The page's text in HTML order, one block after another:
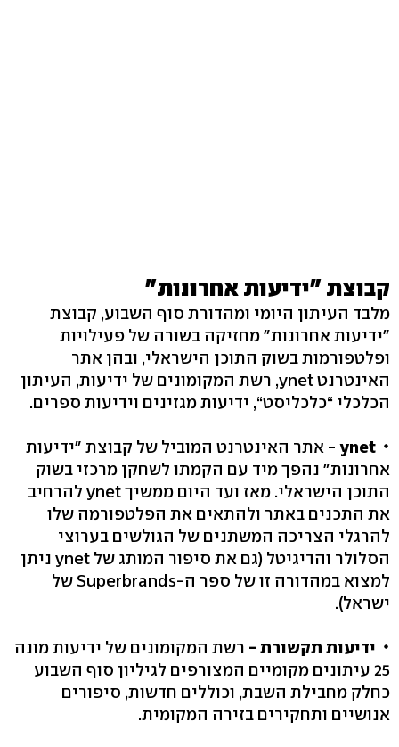
קבוצת "ידיעות אחרונות"
מלבד העיתון היומי ומהדורת סוף השבוע, קבוצת
"ידיעות אחרונות" מחזיקה בשורה של פעילויות
ופלטפורמות בשוק התוכן הישראלי, ובהן אתר
האינטרנט ynet, רשת המקומונים של ידיעות, העיתון
הכלכלי “כלכליסט“, ידיעות מגזינים וידיעות ספרים.
ynet - אתר האינטרנט המוביל של קבוצת "ידיעות
אחרונות" נהפך מיד עם הקמתו לשחקן מרכזי בשוק
התוכן הישראלי. מאז ועד היום ממשיך ynet להרחיב
את התכנים באתר ולהתאים את הפלטפורמה שלו
להרגלי הצריכה המשתנים של הגולשים בערוצי
הסלולר והדיגיטל (גם את סיפור המותג של ynet ניתן
למצוא במהדורה זו של ספר ה-Superbrands של
ישראל).
ידיעות תקשורת - רשת המקומונים של ידיעות מונה
25 עיתונים מקומיים המצורפים לגיליון סוף השבוע
כחלק מחבילת השבת, וכוללים חדשות, סיפורים
אנושיים ותחקירים בזירה המקומית.